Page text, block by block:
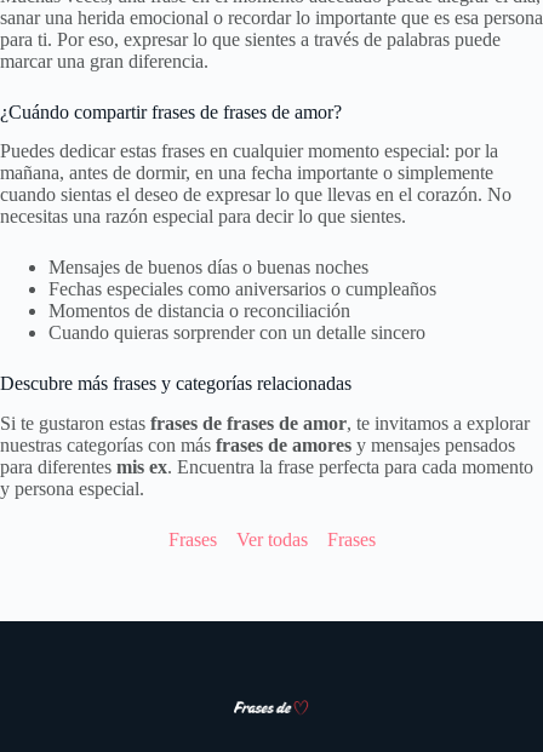
sanar una herida emocional o recordar lo importante que es esa persona
para ti. Por eso, expresar lo que sientes a través de palabras puede
marcar una gran diferencia.
¿Cuándo compartir frases de frases de amor?
Puedes dedicar estas frases en cualquier momento especial: por la
mañana, antes de dormir, en una fecha importante o simplemente
cuando sientas el deseo de expresar lo que llevas en el corazón. No
necesitas una razón especial para decir lo que sientes.
Mensajes de buenos días o buenas noches
Fechas especiales como aniversarios o cumpleaños
Momentos de distancia o reconciliación
Cuando quieras sorprender con un detalle sincero
Descubre más frases y categorías relacionadas
Si te gustaron estas frases de frases de amor, te invitamos a explorar
nuestras categorías con más frases de amores y mensajes pensados
para diferentes mis ex. Encuentra la frase perfecta para cada momento
y persona especial.
Frases Ver todas Frases